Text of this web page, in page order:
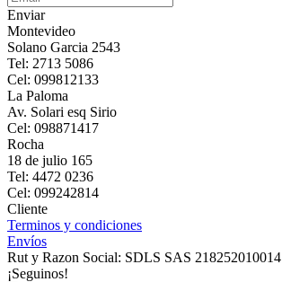
Enviar
Montevideo
Solano Garcia 2543
Tel: 2713 5086
Cel: 099812133
La Paloma
Av. Solari esq Sirio
Cel: 098871417
Rocha
18 de julio 165
Tel: 4472 0236
Cel: 099242814
Cliente
Terminos y condiciones
Envíos
Rut y Razon Social: SDLS SAS 218252010014
¡Seguinos!